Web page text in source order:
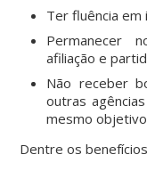
Ter fluência em
Permanecer
afiliação e
Não receber
outras
mesmo
Dentre os